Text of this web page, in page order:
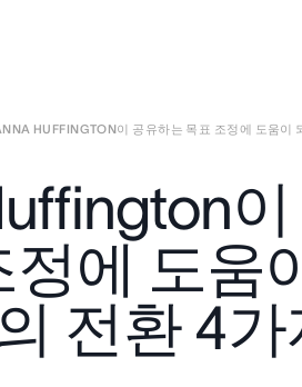
영업팀에 문의 데
HUFFINGTON이 공유하는 목표 조정에 도움이
정에 도움
전환 4가